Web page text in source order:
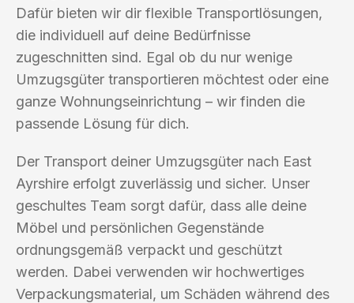
Dafür bieten wir dir flexible Transportlösungen,
die individuell auf deine Bedürfnisse
zugeschnitten sind. Egal ob du nur wenige
Umzugsgüter transportieren möchtest oder eine
ganze Wohnungseinrichtung – wir finden die
passende Lösung für dich.
Der Transport deiner Umzugsgüter nach East
Ayrshire erfolgt zuverlässig und sicher. Unser
geschultes Team sorgt dafür, dass alle deine
Möbel und persönlichen Gegenstände
ordnungsgemäß verpackt und geschützt
werden. Dabei verwenden wir hochwertiges
Verpackungsmaterial, um Schäden während des